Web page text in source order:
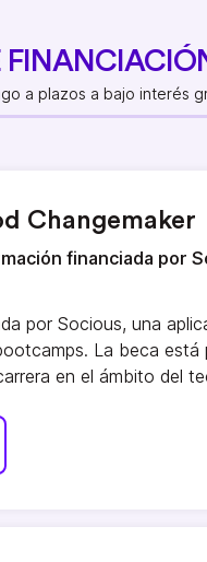
a plazos a bajo interés
Changemaker
financiada por
por Socious, una
La beca está
en el ámbito del